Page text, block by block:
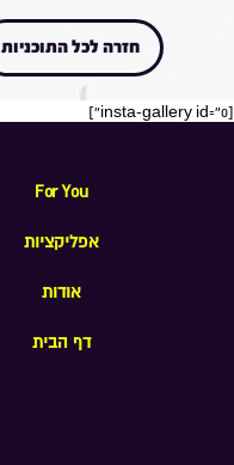
חזרה לכל התוכניות
[insta-gallery id="0"]
For You
אפליקציות
אודות
דף הבית